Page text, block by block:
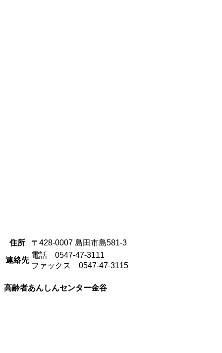
住所 〒428-0007 島田市島581-3
連絡先
電話 0547-47-3111
ファックス 0547-47-3115
高齢者あんしんセンター金谷